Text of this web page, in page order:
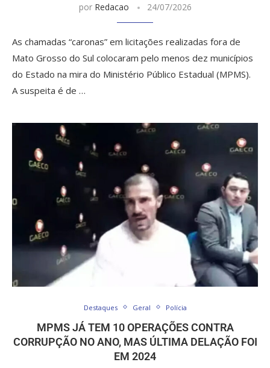
por Redacao 24/07/2026
As chamadas “caronas” em licitações realizadas fora de
Mato Grosso do Sul colocaram pelo menos dez municípios
do Estado na mira do Ministério Público Estadual (MPMS).
A suspeita é de …
Destaques Geral Polícia
MPMS JÁ TEM 10 OPERAÇÕES CONTRA
CORRUPÇÃO NO ANO, MAS ÚLTIMA DELAÇÃO FOI
EM 2024